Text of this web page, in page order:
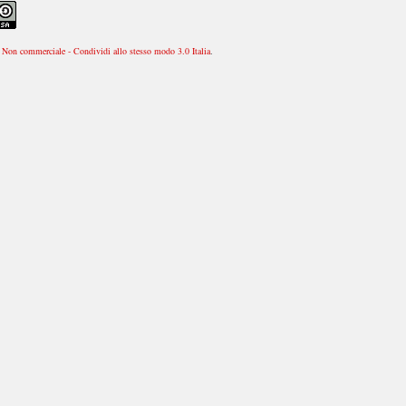
commerciale - Condividi allo stesso modo 3.0 Italia.